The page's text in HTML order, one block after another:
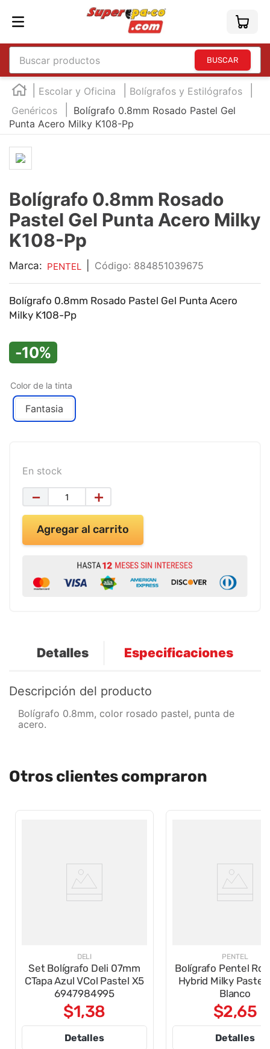
Buscar productos
Escolar y Oficina
Bolígrafos y Estilógrafos
Genéricos
Bolígrafo 0.8mm Rosado Pastel Gel
Punta Acero Milky K108-Pp
Bolígrafo 0.8mm Rosado
Pastel Gel Punta Acero Milky
K108-Pp
Marca: PENTEL : 884851039675
Bolígrafo 0.8mm Rosado Pastel Gel Punta Acero
Milky K108-Pp
-10%
Color de la tinta
Fantasia
En stock
＋
－
Agregar al carrito
Detalles Especificaciones
Descripción del producto
Bolígrafo 0.8mm, color rosado pastel, punta de
acero.
Otros clientes compraron
DELI
Set Bolígrafo Deli 07mm
CTapa Azul VCol Pastel X5
6947984995
$1,38
Detalles
PENTEL
Bolígrafo Pentel
Hybrid Milky Pastel
Blanco
$2,65
Detalles
TÉRMINOS MÁS BUSCADOS
england
2.
marcador e300
3.
4.
mouse
.
marcadores
.
audifonos
impresora
10
masa moldear vaso 150gr